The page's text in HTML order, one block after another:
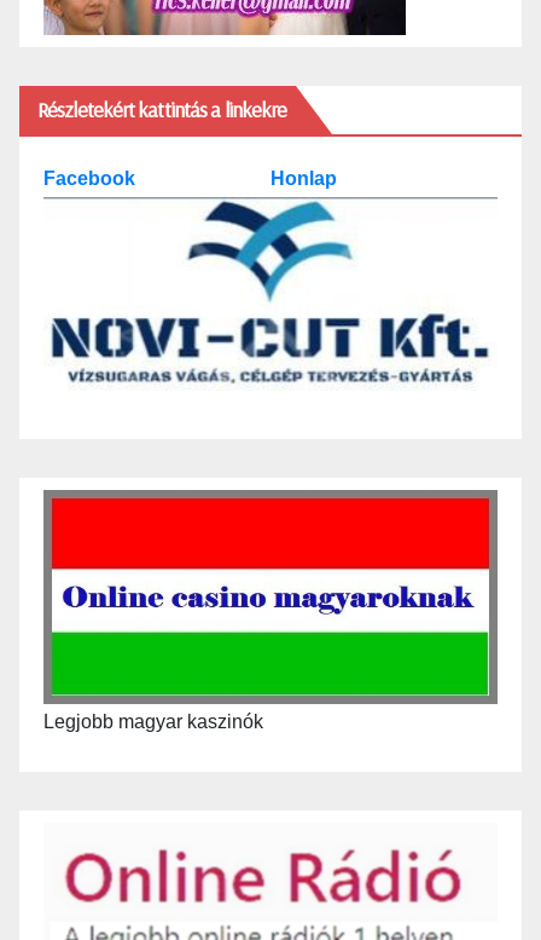
Részletekért kattintás a linkekre
Facebook Honlap
Legjobb magyar kaszinók